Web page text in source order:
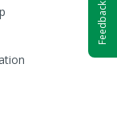
Feedback